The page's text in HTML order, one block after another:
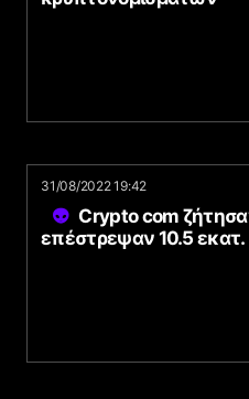
31/08/2022 19:42
Crypto com
επέστρεψαν 10.5 εκατ.